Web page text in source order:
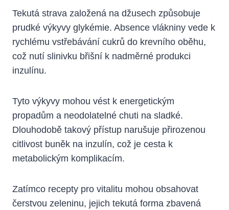
Tekutá strava založená na džusech způsobuje
prudké výkyvy glykémie. Absence vlákniny vede k
rychlému vstřebávání cukrů do krevního oběhu,
což nutí slinivku břišní k nadměrné produkci
inzulínu.
Tyto výkyvy mohou vést k energetickým
propadům a neodolatelné chuti na sladké.
Dlouhodobě takový přístup narušuje přirozenou
citlivost buněk na inzulín, což je cesta k
metabolickým komplikacím.
Zatímco recepty pro vitalitu mohou obsahovat
čerstvou zeleninu, jejich tekutá forma zbavená